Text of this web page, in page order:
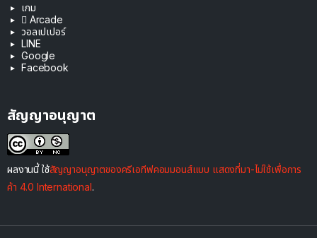
เกม
 Arcade
วอลเปเปอร์
LINE
Google
Facebook
สัญญาอนุญาต
ผลงานนี้ ใช้สัญญาอนุญาตของครีเอทีฟคอมมอนส์แบบ แสดงที่มา-ไม่ใช้เพื่อการ
ค้า 4.0 International.